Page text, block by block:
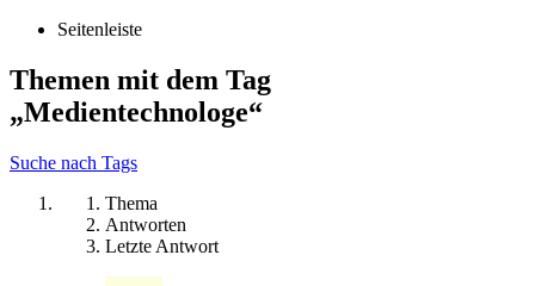
Seitenleiste
Themen mit dem Tag
„Medientechnologe“
Suche nach Tags
Thema
Antworten
Letzte Antwort